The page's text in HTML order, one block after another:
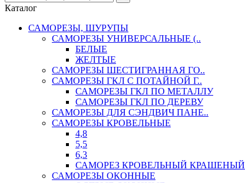
Каталог
САМОРЕЗЫ, ШУРУПЫ
САМОРЕЗЫ УНИВЕРСАЛЬНЫЕ (..
БЕЛЫЕ
ЖЕЛТЫЕ
САМОРЕЗЫ ШЕСТИГРАННАЯ ГО..
САМОРЕЗЫ ГКЛ С ПОТАЙНОЙ Г..
САМОРЕЗЫ ГКЛ ПО МЕТАЛЛУ
САМОРЕЗЫ ГКЛ ПО ДЕРЕВУ
САМОРЕЗЫ ДЛЯ СЭНДВИЧ ПАНЕ..
САМОРЕЗЫ КРОВЕЛЬНЫЕ
4,8
5,5
6,3
САМОРЕЗ КРОВЕЛЬНЫЙ КРАШЕНЫЙ
САМОРЕЗЫ ОКОННЫЕ